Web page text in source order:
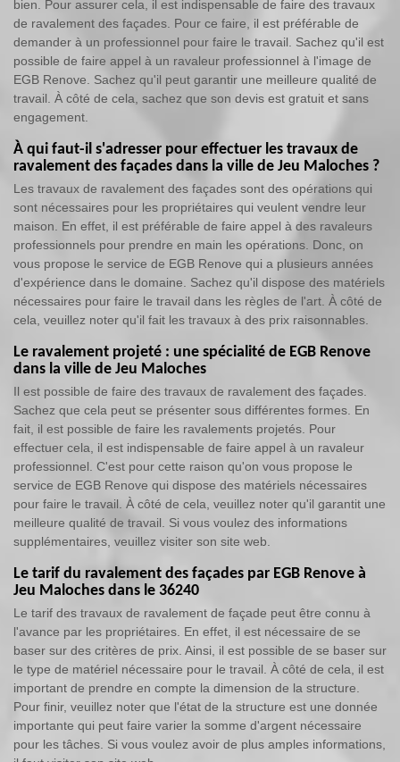
bien. Pour assurer cela, il est indispensable de faire des travaux
de ravalement des façades. Pour ce faire, il est préférable de
demander à un professionnel pour faire le travail. Sachez qu'il est
possible de faire appel à un ravaleur professionnel à l'image de
EGB Renove. Sachez qu'il peut garantir une meilleure qualité de
travail. À côté de cela, sachez que son devis est gratuit et sans
engagement.
À qui faut-il s'adresser pour effectuer les travaux de
ravalement des façades dans la ville de Jeu Maloches ?
Les travaux de ravalement des façades sont des opérations qui
sont nécessaires pour les propriétaires qui veulent vendre leur
maison. En effet, il est préférable de faire appel à des ravaleurs
professionnels pour prendre en main les opérations. Donc, on
vous propose le service de EGB Renove qui a plusieurs années
d'expérience dans le domaine. Sachez qu'il dispose des matériels
nécessaires pour faire le travail dans les règles de l'art. À côté de
cela, veuillez noter qu'il fait les travaux à des prix raisonnables.
Le ravalement projeté : une spécialité de EGB Renove
dans la ville de Jeu Maloches
Il est possible de faire des travaux de ravalement des façades.
Sachez que cela peut se présenter sous différentes formes. En
fait, il est possible de faire les ravalements projetés. Pour
effectuer cela, il est indispensable de faire appel à un ravaleur
professionnel. C'est pour cette raison qu'on vous propose le
service de EGB Renove qui dispose des matériels nécessaires
pour faire le travail. À côté de cela, veuillez noter qu'il garantit une
meilleure qualité de travail. Si vous voulez des informations
supplémentaires, veuillez visiter son site web.
Le tarif du ravalement des façades par EGB Renove à
Jeu Maloches dans le 36240
Le tarif des travaux de ravalement de façade peut être connu à
l'avance par les propriétaires. En effet, il est nécessaire de se
baser sur des critères de prix. Ainsi, il est possible de se baser sur
le type de matériel nécessaire pour le travail. À côté de cela, il est
important de prendre en compte la dimension de la structure.
Pour finir, veuillez noter que l'état de la structure est une donnée
importante qui peut faire varier la somme d'argent nécessaire
pour les tâches. Si vous voulez avoir de plus amples informations,